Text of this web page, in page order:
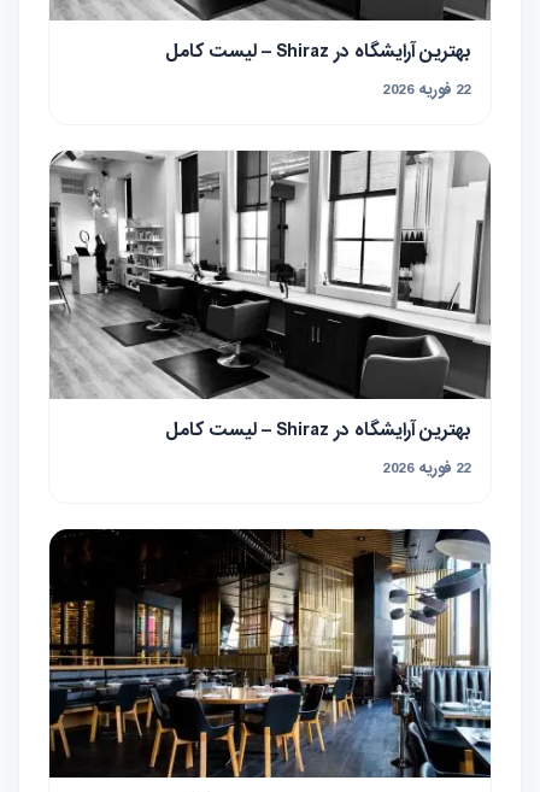
بهترین آرایشگاه در Shiraz – لیست کامل
22 فوریه 2026
بهترین آرایشگاه در Shiraz – لیست کامل
22 فوریه 2026